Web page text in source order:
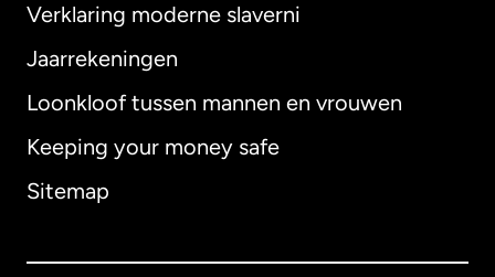
Verklaring moderne slaverni
Jaarrekeningen
Loonkloof tussen mannen en vrouwen
Keeping your money safe
Sitemap
Internationaal English
Australië